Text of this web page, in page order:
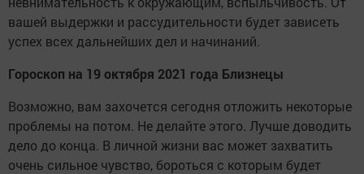
вашей выдержки и рассудительности будет зависеть
успех всех дальнейших дел и начинаний.
Гороскоп на 19 октября 2021 года Близнецы
Возможно, вам захочется сегодня отложить некоторые
проблемы на потом. Не делайте этого. Лучше доводить
дело до конца. В личной жизни вас может захватить
очень сильное чувство, бороться с которым будет